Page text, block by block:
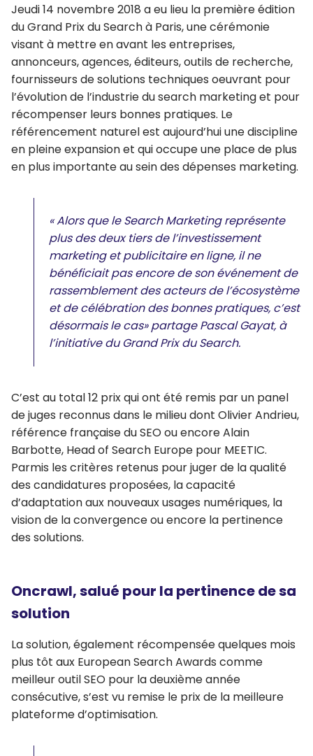
Jeudi 14 novembre 2018 a eu lieu la première édition
du Grand Prix du Search à Paris, une cérémonie
visant à mettre en avant les entreprises,
annonceurs, agences, éditeurs, outils de recherche,
fournisseurs de solutions techniques oeuvrant pour
l’évolution de l’industrie du search marketing et pour
récompenser leurs bonnes pratiques. Le
référencement naturel est aujourd’hui une discipline
en pleine expansion et qui occupe une place de plus
en plus importante au sein des dépenses marketing. ​
« Alors que le Search Marketing représente
plus des deux tiers de l’investissement
marketing et publicitaire en ligne, il ne
bénéficiait pas encore de son événement de
rassemblement des acteurs de l’écosystème
et de célébration des bonnes pratiques, c’est
désormais le cas» p​artage Pascal Gayat, à
l’initiative du Grand Prix du Search.
C’est au total 12 prix qui ont été remis par un panel
de juges reconnus dans le milieu dont Olivier Andrieu,
référence française du SEO ou encore Alain
Barbotte, Head of Search Europe pour MEETIC.
Parmis les critères retenus pour juger de la qualité
des candidatures proposées, la capacité
d’adaptation aux nouveaux usages numériques, la
vision de la convergence ou encore la pertinence
des solutions.
Oncrawl, salué pour la pertinence de sa
solution
La solution, également récompensée quelques mois
plus tôt aux European Search Awards comme
meilleur outil SEO pour la deuxième année
consécutive, s’est vu remise le prix de la meilleure
plateforme d’optimisation.